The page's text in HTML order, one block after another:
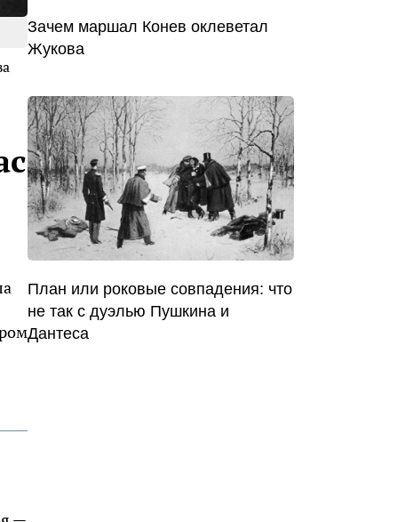
Зачем маршал Конев оклеветал
Жукова
План или роковые совпадения: что
не так с дуэлью Пушкина и
Дантеса